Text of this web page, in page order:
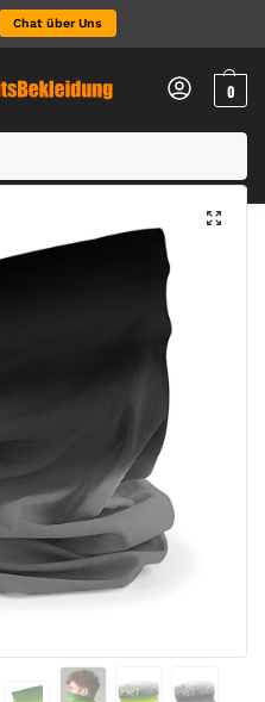
Chat über Uns
0